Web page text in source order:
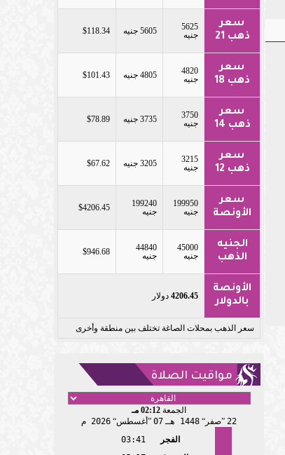
سعر
ذهب 21
5625
جنيه
5605 جنيه $118.34
سعر
ذهب 18
4820
جنيه
4805 جنيه $101.43
سعر
ذهب 14
3750
جنيه
3735 جنيه $78.89
سعر
ذهب 12
3215
جنيه
3205 جنيه $67.62
سعر
الأونصة
199950
جنيه
199240
جنيه
$4206.45
الجنيه
الذهب
45000
جنيه
44840
جنيه
$946.68
الأونصة
بالدولار
4206.45 دولار
سعر الذهب بمحلات الصاغة تختلف بين منطقة وأخرى
مواقيت الصلاة
الجمعة 02:12 مـ
22 صفر 1448 هـ 07 أغسطس 2026 م
الفجر
03:41